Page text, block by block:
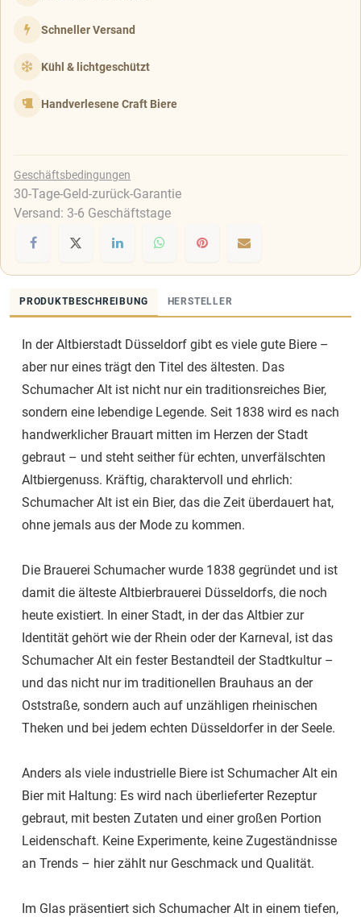
Schneller Versand
Kühl & lichtgeschützt
Handverlesene Craft Biere
Geschäftsbedingungen
30-Tage-Geld-zurück-Garantie
Versand: 3-6 Geschäftstage
PRODUKTBESCHREIBUNG HERSTELLER
In der Altbierstadt Düsseldorf gibt es viele gute Biere –
aber nur eines trägt den Titel des ältesten. Das
Schumacher Alt ist nicht nur ein traditionsreiches Bier,
sondern eine lebendige Legende. Seit 1838 wird es nach
handwerklicher Brauart mitten im Herzen der Stadt
gebraut – und steht seither für echten, unverfälschten
Altbiergenuss. Kräftig, charaktervoll und ehrlich:
Schumacher Alt ist ein Bier, das die Zeit überdauert hat,
ohne jemals aus der Mode zu kommen.
Die Brauerei Schumacher wurde 1838 gegründet und ist
damit die älteste Altbierbrauerei Düsseldorfs, die noch
heute existiert. In einer Stadt, in der das Altbier zur
Identität gehört wie der Rhein oder der Karneval, ist das
Schumacher Alt ein fester Bestandteil der Stadtkultur –
und das nicht nur im traditionellen Brauhaus an der
Oststraße, sondern auch auf unzähligen rheinischen
Theken und bei jedem echten Düsseldorfer in der Seele.
Anders als viele industrielle Biere ist Schumacher Alt ein
Bier mit Haltung: Es wird nach überlieferter Rezeptur
gebraut, mit besten Zutaten und einer großen Portion
Leidenschaft. Keine Experimente, keine Zugeständnisse
an Trends – hier zählt nur Geschmack und Qualität.
Im Glas präsentiert sich Schumacher Alt in einem tiefen,